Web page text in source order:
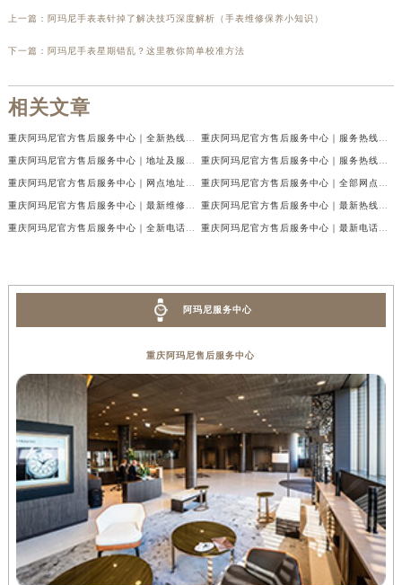
上一篇： 阿玛尼手表表针掉了解决技巧深度解析（手表维修保养小知识）
下一篇： 阿玛尼手表星期错乱？这里教你简单校准方法
相关文章
阿玛尼服务中心
重庆阿玛尼售后服务中心